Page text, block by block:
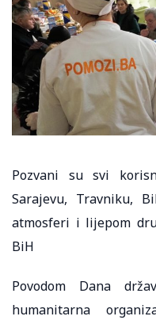
Pozvani su svi
Sarajevu, Travniku,
atmosferi i lijepom
BiH
Povodom Dana
humanitarna